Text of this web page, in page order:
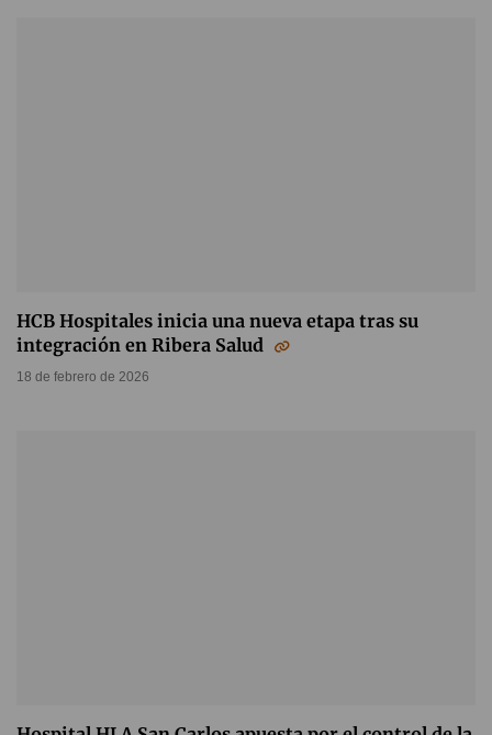
HCB Hospitales inicia una nueva etapa tras su
integración en Ribera Salud
18 de febrero de 2026